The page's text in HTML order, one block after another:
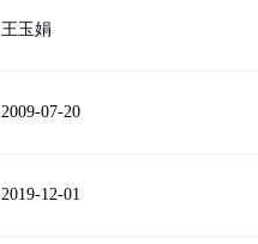
王玉娟
2009-07-20
2019-12-01